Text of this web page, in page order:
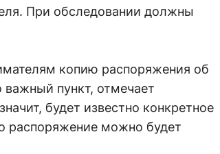
При обследовании должны
копию распоряжения об
важный пункт, отмечает
будет известно конкретное
распоряжение можно будет